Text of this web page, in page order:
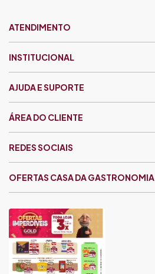
ATENDIMENTO
INSTITUCIONAL
AJUDA E SUPORTE
ÁREA DO CLIENTE
OFERTAS CASA DA GASTRONOMIA
REDES SOCIAIS